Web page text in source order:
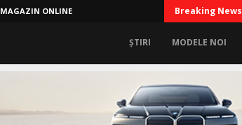
MAGAZIN ONLINE Breaking News
ȘTIRI MODELE NOI